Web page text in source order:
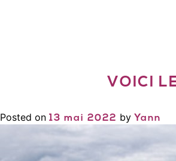
VOICI
Posted on 13 mai 2022 by Yann